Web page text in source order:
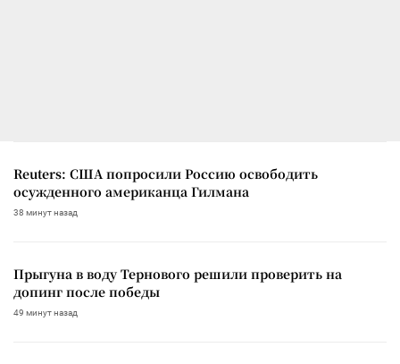
Reuters: США попросили Россию освободить
осужденного американца Гилмана
38 минут назад
Прыгуна в воду Тернового решили проверить на
допинг после победы
49 минут назад